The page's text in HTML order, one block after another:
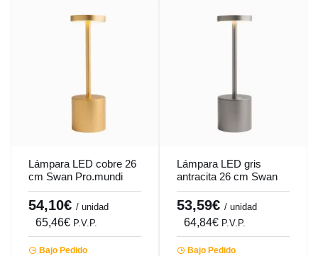
Lámpara LED cobre 26
cm Swan Pro.mundi
54,10€ / unidad
65,46€ P.V.P.
Bajo Pedido
Lámpara LED gris
antracita 26 cm Swan
Pro.mundi
53,59€ / unidad
64,84€ P.V.P.
Bajo Pedido